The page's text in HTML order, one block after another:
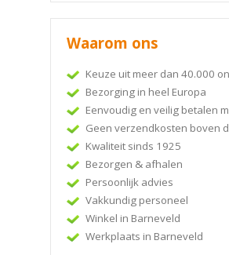
Waarom ons
Keuze uit meer dan 40.000
Bezorging in heel Europa
Eenvoudig en veilig betalen
Geen verzendkosten boven
Kwaliteit sinds 1925
Bezorgen & afhalen
Persoonlijk advies
Vakkundig personeel
Winkel in Barneveld
Werkplaats in Barneveld